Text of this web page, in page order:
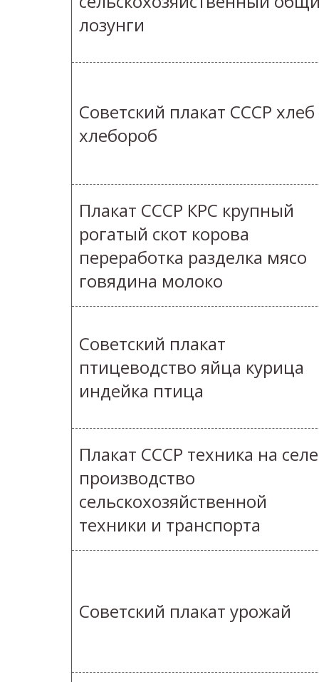
лозунги
Советский плакат СССР хлеб
хлебороб
Плакат СССР КРС крупный
рогатый скот корова
переработка разделка мясо
говядина молоко
Советский плакат
птицеводство яйца курица
индейка птица
Плакат СССР техника на селе
производство
сельскохозяйственной
техники и транспорта
Советский плакат урожай